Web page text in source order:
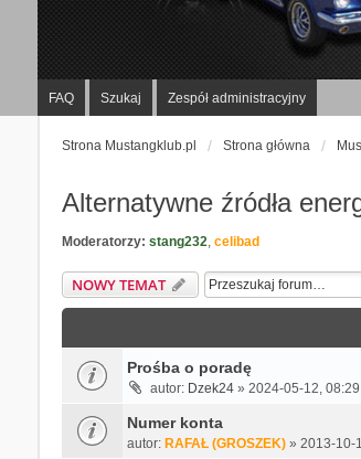
FAQ Szukaj Zespół administracyjny
Strona Mustangklub.pl Strona główna
Alternatywne źródła
Moderatorzy: stang232, celibad
NOWY TEMAT
Prośba o poradę
autor: Dzek24» 2024-05-12,
Numer konta
autor: RAFAŁ (GROSZEK)» 2013-10-